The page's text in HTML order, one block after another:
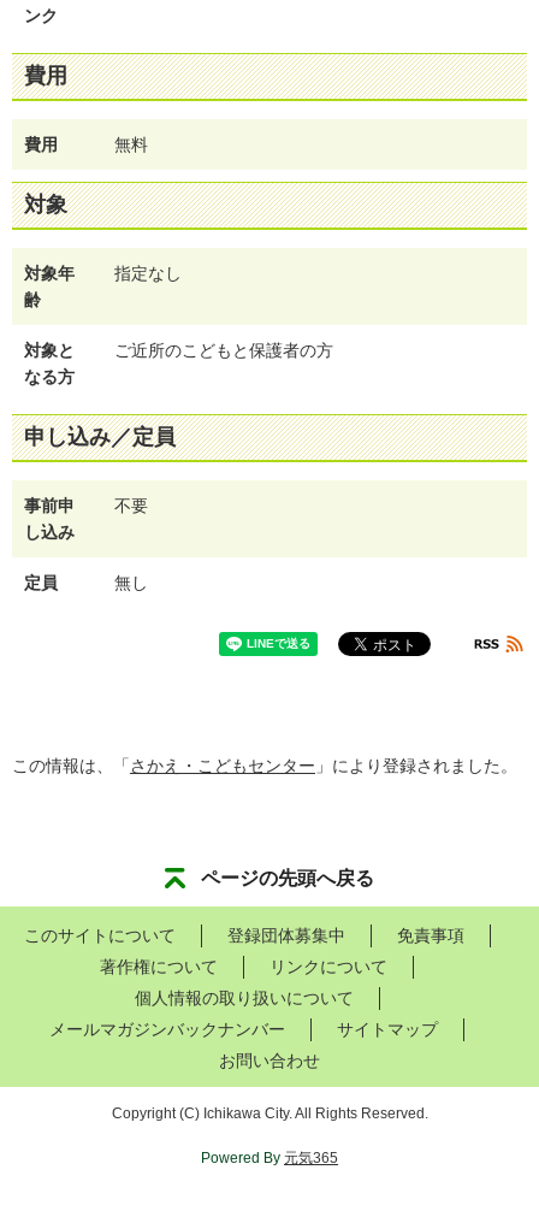
ンク
費用
費用 無料
対象
対象年
齢
指定なし
対象と
なる方
ご近所のこどもと保護者の方
申し込み／定員
事前申
し込み
不要
定員 無し
この情報は、「さかえ・こどもセンター 」により登録されました。
ページの先頭へ戻る
このサイトについて 登録団体募集中
免責事項
著作権について
リンクについて
個人情報の取り扱いについて
メールマガジンバックナンバー
サイトマップ
お問い合わせ
Copyright (C) Ichikawa City. All Rights Reserved.
Powered By 元気365